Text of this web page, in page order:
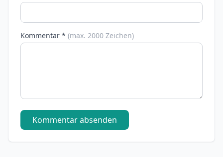
Kommentar * (max. 2000 Zeichen)
Kommentar absenden